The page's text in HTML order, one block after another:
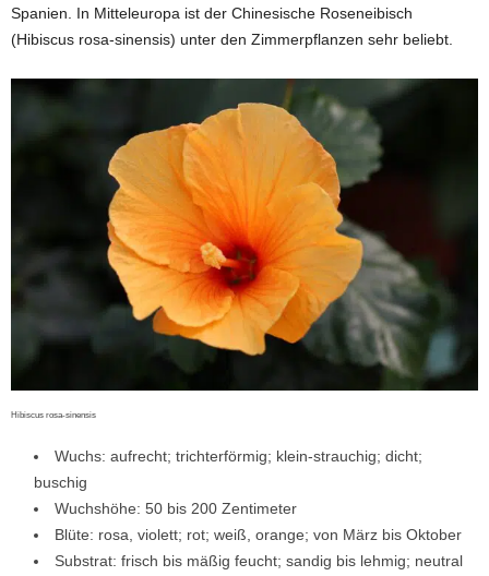
Spanien. In Mitteleuropa ist der Chinesische Roseneibisch
(Hibiscus rosa-sinensis) unter den Zimmerpflanzen sehr beliebt.
Hibiscus rosa-sinensis
Wuchs: aufrecht; trichterförmig; klein-strauchig; dicht;
buschig
Wuchshöhe: 50 bis 200 Zentimeter
Blüte: rosa, violett; rot; weiß, orange; von März bis Oktober
Substrat: frisch bis mäßig feucht; sandig bis lehmig; neutral